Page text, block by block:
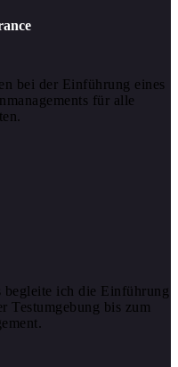
bei der Einführung eines
für alle
begleite ich die Einführung
Testumgebung bis zum